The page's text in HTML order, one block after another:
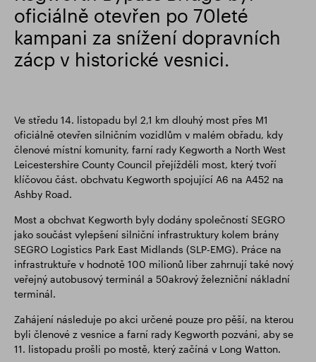
oficiálně otevřen po 70leté
kampani za snížení dopravních
zácp v historické vesnici.
Ve středu 14. listopadu byl 2,1 km dlouhý most přes M1
oficiálně otevřen silničním vozidlům v malém obřadu, kdy
členové místní komunity, farní rady Kegworth a North West
Leicestershire County Council přejížděli most, který tvoří
klíčovou část. obchvatu Kegworth spojující A6 na A452 na
Ashby Road.
Most a obchvat Kegworth byly dodány společností SEGRO
jako součást vylepšení silniční infrastruktury kolem brány
SEGRO Logistics Park East Midlands (SLP-EMG). Práce na
infrastruktuře v hodnotě 100 milionů liber zahrnují také nový
veřejný autobusový terminál a 50akrový železniční nákladní
terminál.
Zahájení následuje po akci určené pouze pro pěší, na kterou
byli členové z vesnice a farní rady Kegworth pozváni, aby se
11. listopadu prošli po mostě, který začíná v Long Watton.